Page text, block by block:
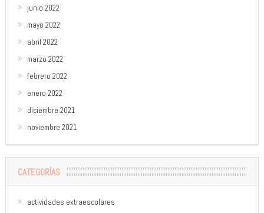
junio 2022
mayo 2022
abril 2022
marzo 2022
febrero 2022
enero 2022
diciembre 2021
noviembre 2021
CATEGORÍAS
actividades extraescolares